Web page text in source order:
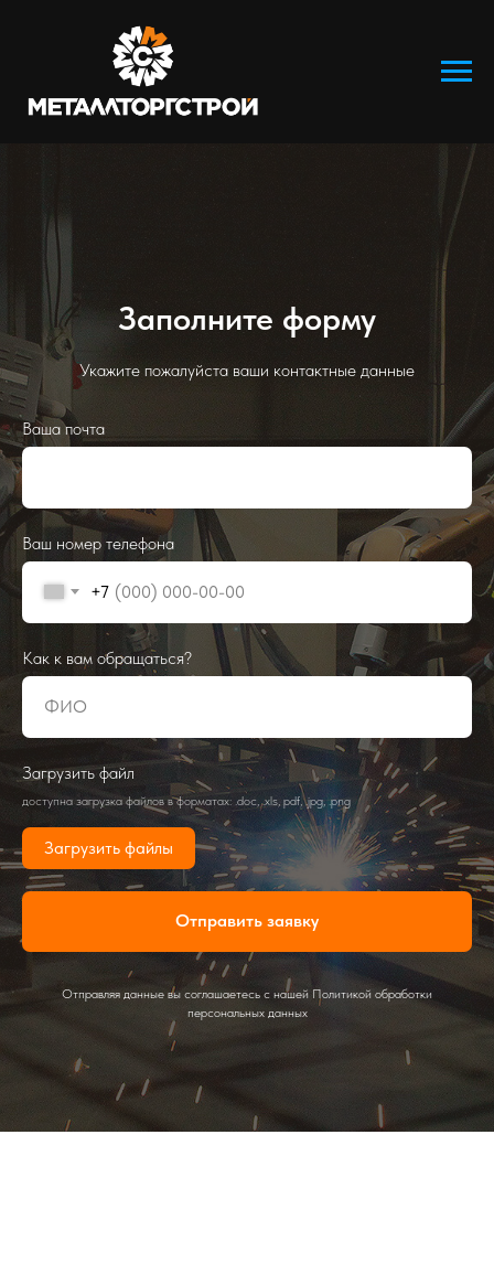
Заполните форму
Укажите пожалуйста ваши контактные данные
Ваша почта
Ваш номер телефона
+7
Как к вам обращаться?
Загрузить файл
доступна загрузка файлов в форматах: .doc, .xls, pdf, .jpg, .png
Загрузить файлы
Отправить заявку
Отправляя данные вы соглашаетесь с нашей Политикой обработки
персональных данных